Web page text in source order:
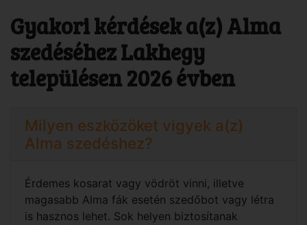
Gyakori kérdések a(z) Alma
szedéséhez Lakhegy
településen 2026 évben
Milyen eszközöket vigyek a(z)
Alma szedéshez?
Érdemes kosarat vagy vödröt vinni, illetve
magasabb Alma fák esetén szedőbot vagy létra
is hasznos lehet. Sok helyen biztosítanak